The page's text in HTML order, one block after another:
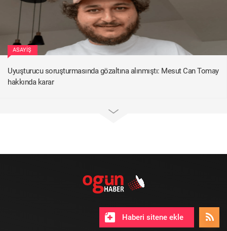
ASAYIŞ
Uyuşturucu soruşturmasında gözaltına alınmıştı: Mesut Can Tomay
hakkında karar
Haberi sitene ekle